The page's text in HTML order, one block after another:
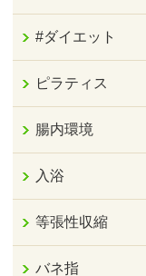
#ダイエット
ピラティス
腸内環境
入浴
等張性収縮
バネ指